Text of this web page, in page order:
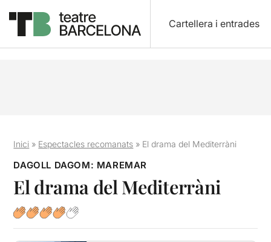
Cartellera i entrades
Inici » Espectacles recomanats » El drama del Mediterràni
DAGOLL DAGOM: MAREMAR
El drama del Mediterràni